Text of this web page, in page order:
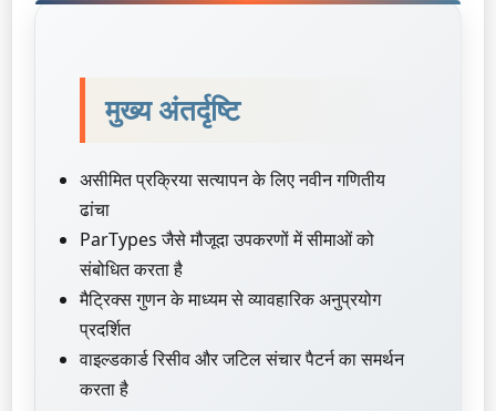
मुख्य अंतर्दृष्टि
असीमित प्रक्रिया सत्यापन के लिए नवीन गणितीय
ढांचा
ParTypes जैसे मौजूदा उपकरणों में सीमाओं को
संबोधित करता है
मैट्रिक्स गुणन के माध्यम से व्यावहारिक अनुप्रयोग
प्रदर्शित
वाइल्डकार्ड रिसीव और जटिल संचार पैटर्न का समर्थन
करता है